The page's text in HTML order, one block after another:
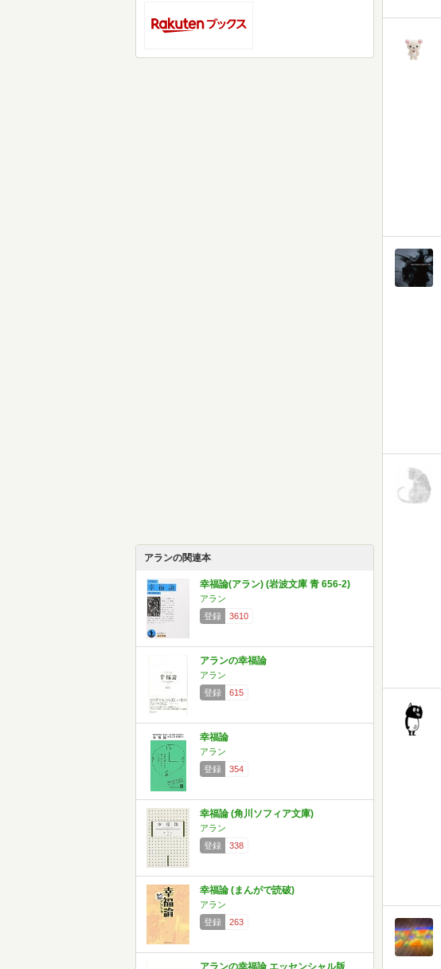
アランの関連本
幸福論(アラン) (岩波文庫 青 656-2)
アラン
登録
3610
アランの幸福論
アラン
登録
615
幸福論
アラン
登録
354
幸福論 (角川ソフィア文庫)
アラン
登録
338
幸福論 (まんがで読破)
アラン
登録
263
アランの幸福論 エッセンシャル版